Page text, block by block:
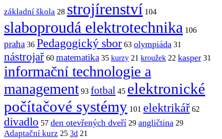
základní škola 28 strojírenství 104
slaboproudá elektrotechnika 106
praha 36 Pedagogický sbor 63 olympiáda 31
nástrojař 60 matematika 35 kurzy 21 kroužek 22 kasper 31
informační technologie a
management 93 fotbal 45 elektronické
počítačové systémy 101 elektrikář 62
divadlo 57 den otevřených dveří 29 angličtina 29
Adaptační kurz 25 3d 21